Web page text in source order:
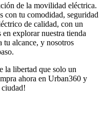
de la movilidad eléctrica.
con tu comodidad, seguridad
de calidad, con un
explorar nuestra tienda
alcance, y nosotros
la libertad que solo un
ahora en Urban360 y